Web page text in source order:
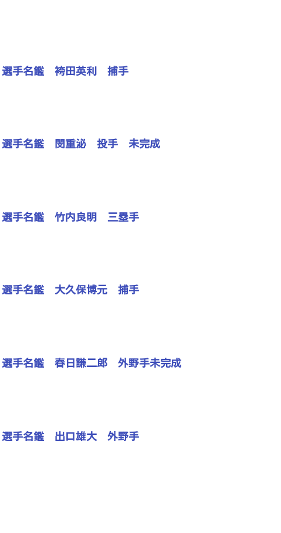
選手名鑑 袴田英利 捕手
選手名鑑 閔重泌 投手 未完成
選手名鑑 竹内良明 三塁手
選手名鑑 大久保博元 捕手
手名鑑 春日謙二郎 外野手未完成
選手名鑑 出口雄大 外野手